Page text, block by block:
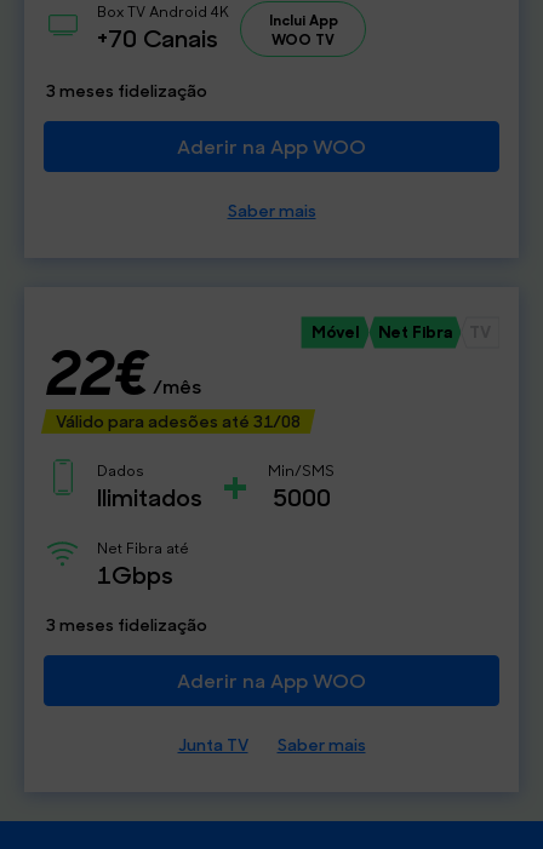
Box TV Android 4K
+70 Canais
Inclui App
WOO TV
3 meses fidelização
Aderir na App WOO
Saber mais
Móvel Net Fibra
22€/mês
Válido para adesões até 31/08
Dados
Ilimitados + Min/SMS
5000
Net Fibra até
1Gbps
3 meses fidelização
Aderir na App WOO
Junta TV Saber mais